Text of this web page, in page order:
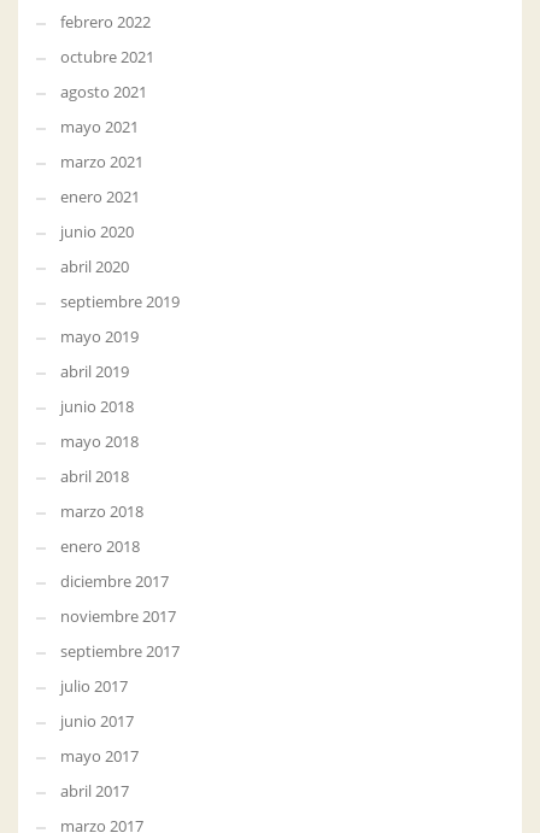
febrero 2022
octubre 2021
agosto 2021
mayo 2021
marzo 2021
enero 2021
junio 2020
abril 2020
septiembre 2019
mayo 2019
abril 2019
junio 2018
mayo 2018
abril 2018
marzo 2018
enero 2018
diciembre 2017
noviembre 2017
septiembre 2017
julio 2017
junio 2017
mayo 2017
abril 2017
marzo 2017